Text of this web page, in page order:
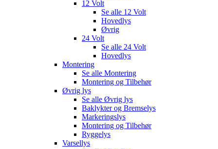
12 Volt
Se alle 12 Volt
Hovedlys
Øvrig
24 Volt
Se alle 24 Volt
Hovedlys
Montering
Se alle Montering
Montering og Tilbehør
Øvrig lys
Se alle Øvrig lys
Baklykter og Bremselys
Markeringslys
Montering og Tilbehør
Ryggelys
Varsellys